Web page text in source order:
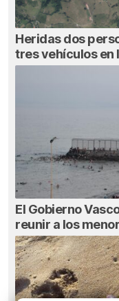
Heridas dos
tres vehículos en
El Gobierno
reunir a los